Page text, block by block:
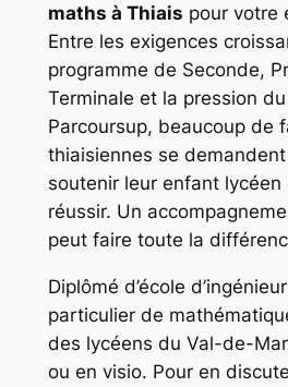
maths à Thiais pour votre
Entre les exigences
programme de Seconde,
Terminale et la pression
Parcoursup, beaucoup de
thiaisiennes se
soutenir leur enfant lycéen
réussir. Un
peut faire toute la
Diplômé d’école
particulier de
des lycéens du Val-de-
ou en visio. Pour en